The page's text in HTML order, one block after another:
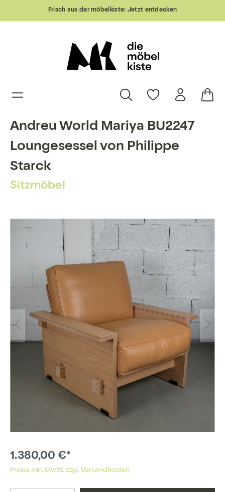
Frisch aus der möbelkiste: Jetzt entdecken
Andreu World Mariya BU2247
Loungesessel von Philippe
Starck
Sitzmöbel
1.380,00 €*
Preise inkl. MwSt. zzgl. Versandkosten